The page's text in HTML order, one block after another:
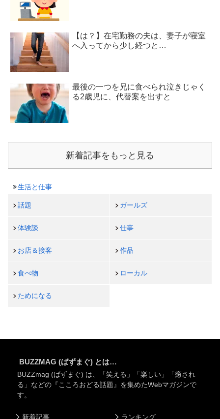
【は？】在宅勤務の夫は、妻子が寝室
へ入ってから少し経つと…
最後の一つを兄に食べられ泣きじゃく
る2歳児に、代替案を出すと
新着記事をもっと見る
生活と仕事
話題 ガールズ
体験談 仕事
お店＆接客 作品
食べ物 ローカル
ためになる
BUZZMAG (ばずまぐ) とは…
BUZZmag (ばずまぐ) は、「笑える」「楽しい」「癒され
る」などの『こころおどる話題』を集めたWebマガジンで
す。
新着記事 ランキング